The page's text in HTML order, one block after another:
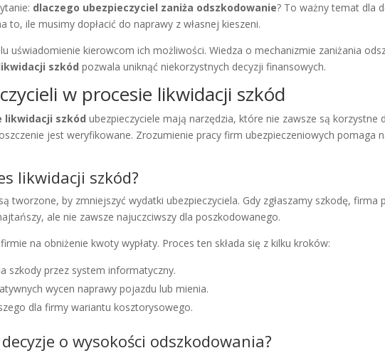
dlaczego ubezpieczyciel zaniża odszkodowanie? To ważny temat dla
to, ile musimy dopłacić do naprawy z własnej kieszeni.
uświadomienie kierowcom ich możliwości. Wiedza o mechanizmie zaniżania
szkód pozwala uniknąć niekorzystnych decyzji finansowych.
w procesie likwidacji szkód
likwidacji szkód ubezpieczyciele mają narzędzia, które nie zawsze są
jest weryfikowane. Zrozumienie pracy firm ubezpieczeniowych pomaga
likwidacji szkód?
tworzone, by zmniejszyć wydatki ubezpieczyciela. Gdy zgłaszamy szkodę,
ale nie zawsze najuczciwszy dla poszkodowanego.
na obniżenie kwoty wypłaty. Proces ten składa się z kilku kroków:
szkody przez system informatyczny.
wycen naprawy pojazdu lub mienia.
dla firmy wariantu kosztorysowego.
o wysokości odszkodowania?